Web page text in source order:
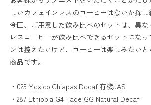
しいカフェインレスのコーヒーはないか探し
今回、ご用意した飲み比べのセットは、異
レスコーヒーが飲み比べできるセットになっ
ンは控えたいけど、コーヒーは楽しみたい
商品です。
・025 Mexico Chiapas Decaf 有機JAS
・287 Ethiopia G4 Tade GG Natural Decaf